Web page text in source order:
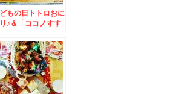
もの日トトロおに
♪＆「ココノすす
「なると屋」さん
イクアウト店「チ
南蛮弁当」♪買え
う！！(*´艸`*)